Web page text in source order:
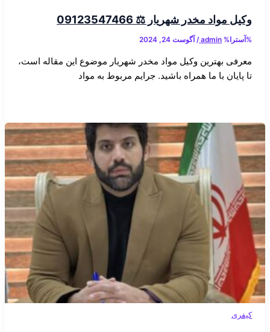
وکیل مواد مخدر شهریار ⚖️ 09123547466
%آسترا% admin
/ آگوست 24, 2024
معرفی بهترین وکیل مواد مخدر شهریار موضوع این مقاله است،
تا پایان با ما همراه باشید. جرایم مربوط به مواد
کیفری